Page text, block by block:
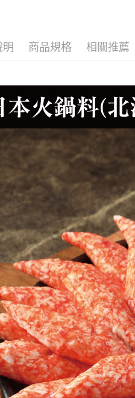
明 商品規格 相關推薦